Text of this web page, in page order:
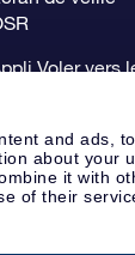
and ads,
about your
it with
of their
Voler vers